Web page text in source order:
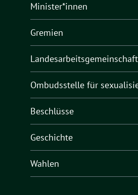
Minister*innen
Gremien
Ombudsstelle für
Beschlüsse
Geschichte
Wahlen